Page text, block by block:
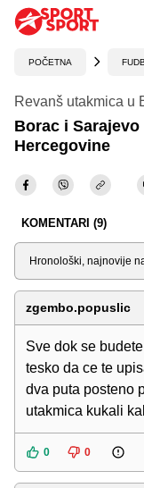
POČETNA
Revanš utakmica u
Borac i
Hercegovine
KOMENTARI (9)
Sortiraj
zgembo.popuslic
Sve dok se
tesko da ce te
dva puta posteno
utakmica kukali
0 0